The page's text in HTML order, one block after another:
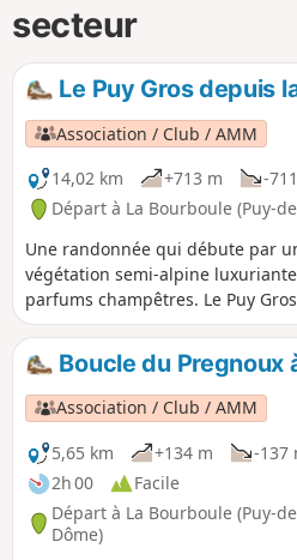
secteur
Le Puy Gros depuis
Association / Club / AMM
14,02 km
+713 m -
Départ à La Bourboule (Puy-
Une randonnée qui débute par
végétation semi-alpine
parfums champêtres. Le Puy
dôme volcanique, offre un
la vallée de la Haute Dordogne
du Mont-Dore et de la Bourboule.
Boucle du Pregnoux
Association / Club / AMM
5,65 km
+134 m
-137
2h 00
Facile
Départ à La Bourboule (Puy-
Dôme)